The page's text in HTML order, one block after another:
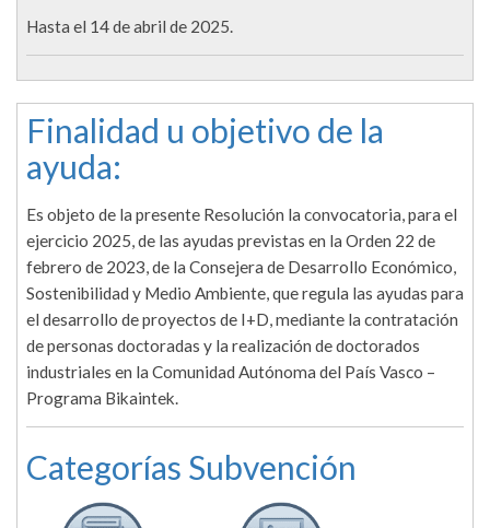
Hasta el 14 de abril de 2025.
Finalidad u objetivo de la
ayuda:
Es objeto de la presente Resolución la convocatoria, para el
ejercicio 2025, de las ayudas previstas en la Orden 22 de
febrero de 2023, de la Consejera de Desarrollo Económico,
Sostenibilidad y Medio Ambiente, que regula las ayudas para
el desarrollo de proyectos de I+D, mediante la contratación
de personas doctoradas y la realización de doctorados
industriales en la Comunidad Autónoma del País Vasco –
Programa Bikaintek.
Categorías Subvención